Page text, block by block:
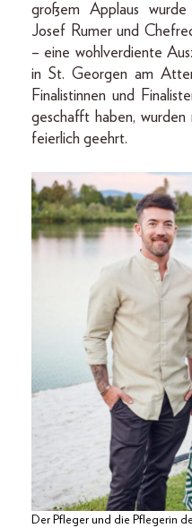
großem Applaus
Josef Rumer und
– eine wohlverdiente
in St. Georgen am
Finalistinnen und
geschafft haben, wurden
feierlich geehrt.
Der Pfleger und die Pflegerin